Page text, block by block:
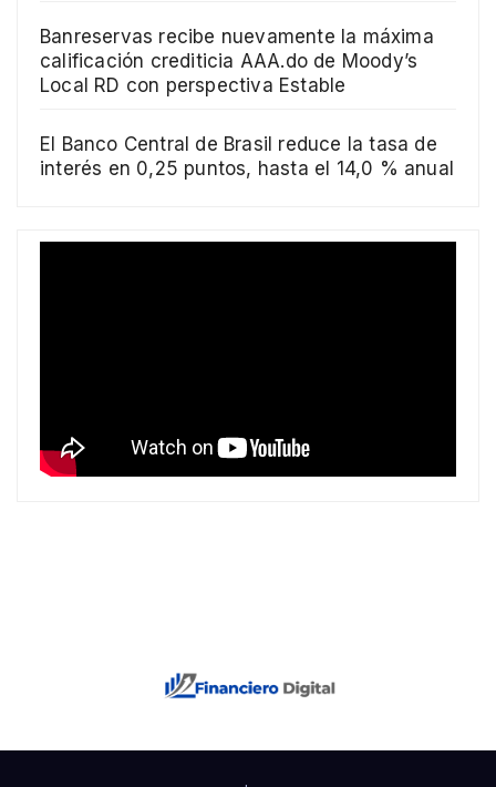
Banreservas recibe nuevamente la máxima
calificación crediticia AAA.do de Moody’s
Local RD con perspectiva Estable
El Banco Central de Brasil reduce la tasa de
interés en 0,25 puntos, hasta el 14,0 % anual